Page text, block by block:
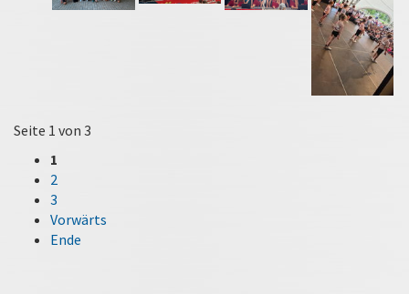
Seite 1 von 3
1
2
3
Vorwärts
Ende